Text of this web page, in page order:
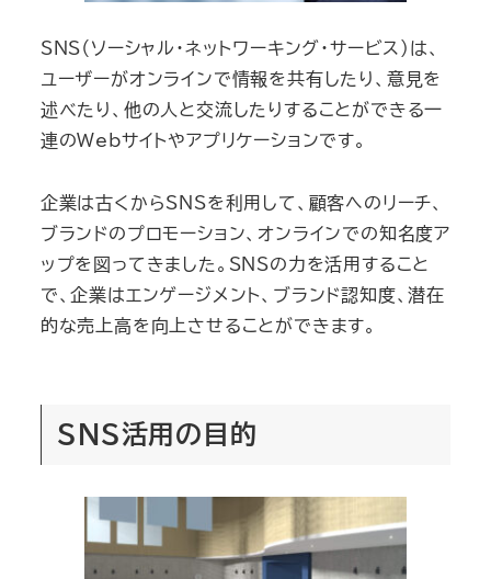
SNS（ソーシャル・ネットワーキング・サービス）は、
ユーザーがオンラインで情報を共有したり、意見を
述べたり、他の人と交流したりすることができる一
連のWebサイトやアプリケーションです。
企業は古くからSNSを利用して、顧客へのリーチ、
ブランドのプロモーション、オンラインでの知名度ア
ップを図ってきました。SNSの力を活用すること
で、企業はエンゲージメント、ブランド認知度、潜在
的な売上高を向上させることができます。
SNS活用の目的